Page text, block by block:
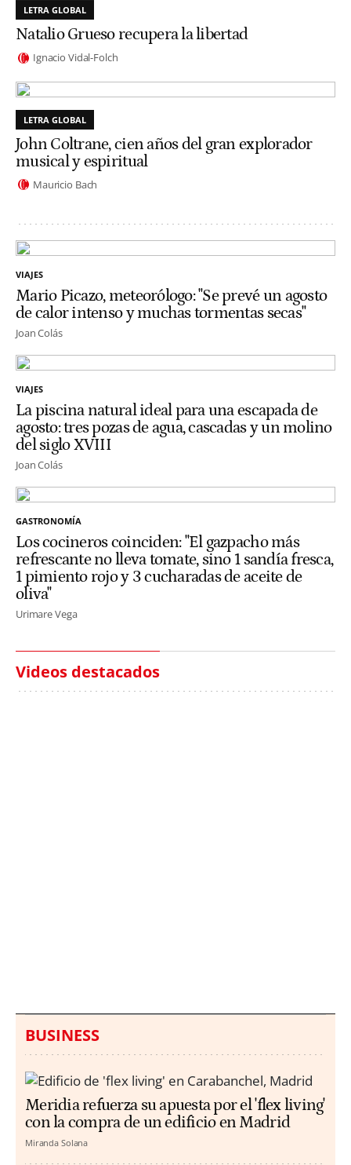
LETRA GLOBAL
Natalio Grueso recupera la libertad
Ignacio Vidal-Folch
LETRA GLOBAL
John Coltrane, cien años del gran explorador
musical y espiritual
Mauricio Bach
VIAJES
Mario Picazo, meteorólogo: "Se prevé un agosto
de calor intenso y muchas tormentas secas"
Joan Colás
VIAJES
La piscina natural ideal para una escapada de
agosto: tres pozas de agua, cascadas y un molino
del siglo XVIII
Joan Colás
GASTRONOMÍA
Los cocineros coinciden: "El gazpacho más
refrescante no lleva tomate, sino 1 sandía fresca,
1 pimiento rojo y 3 cucharadas de aceite de
oliva"
Urimare Vega
Videos destacados
BUSINESS
Meridia refuerza su apuesta por el 'flex living'
con la compra de un edificio en Madrid
Miranda Solana